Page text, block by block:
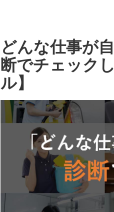
どんな仕事が
断でチェック
ル】